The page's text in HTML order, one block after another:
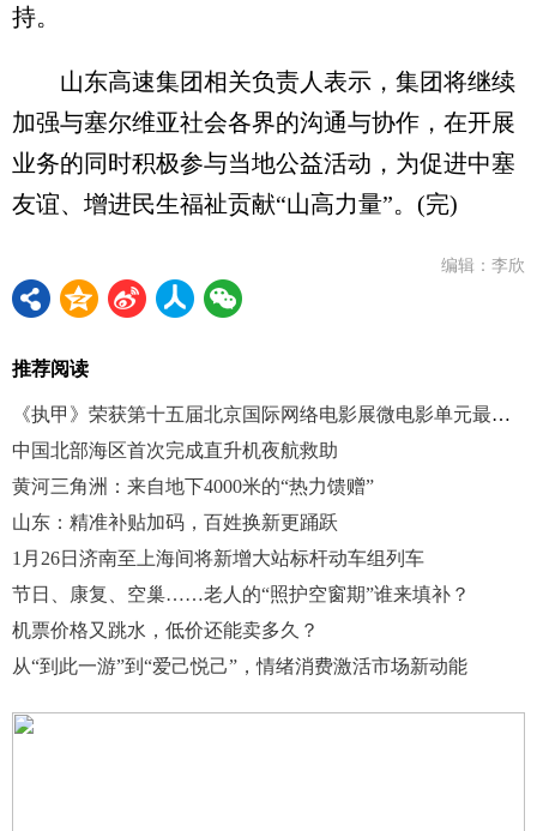
持。
山东高速集团相关负责人表示，集团将继续
加强与塞尔维亚社会各界的沟通与协作，在开展
业务的同时积极参与当地公益活动，为促进中塞
友谊、增进民生福祉贡献“山高力量”。(完)
编辑：李欣
推荐阅读
《执甲》荣获第十五届北京国际网络电影展微电影单元最佳公益影片
中国北部海区首次完成直升机夜航救助
黄河三角洲：来自地下4000米的“热力馈赠”
山东：精准补贴加码，百姓换新更踊跃
1月26日济南至上海间将新增大站标杆动车组列车
节日、康复、空巢……老人的“照护空窗期”谁来填补？
机票价格又跳水，低价还能卖多久？
从“到此一游”到“爱己悦己”，情绪消费激活市场新动能